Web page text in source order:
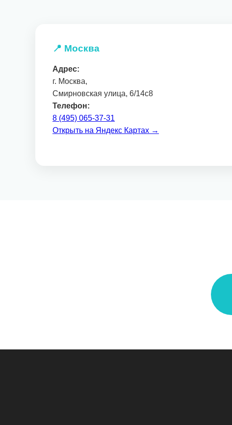
📍 Москва
Адрес:
г. Москва,
Смирновская улица, 6/14с8
Телефон:
8 (495) 065-37-31
Открыть на Яндекс Картах →